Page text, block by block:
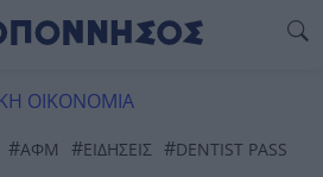
ΟΙΚΟΝΟΜΙΑ
#ΑΦΜ #ΕΙΔΗΣΕΙΣ #DENTIST PASS